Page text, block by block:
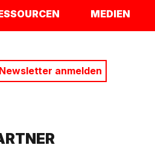
MEDIEN
anmelden